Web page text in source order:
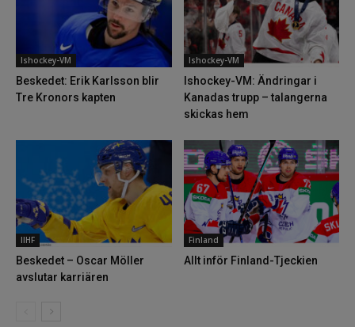
Ishockey-VM
Beskedet: Erik Karlsson blir
Tre Kronors kapten
Ishockey-VM
Ishockey-VM: Ändringar i
Kanadas trupp – talangerna
skickas hem
IIHF
Beskedet – Oscar Möller
avslutar karriären
Finland
Allt inför Finland-Tjeckien